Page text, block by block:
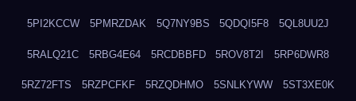
5PI2KCCW 5PMRZDAK 5Q7NY9BS 5QDQI5F8 5QL8UU2J
5RALQ21C 5RBG4E64 5RCDBBFD 5ROV8T2I 5RP6DWR8
5RZ72FTS 5RZPCFKF 5RZQDHMO 5SNLKYWW 5ST3XE0K